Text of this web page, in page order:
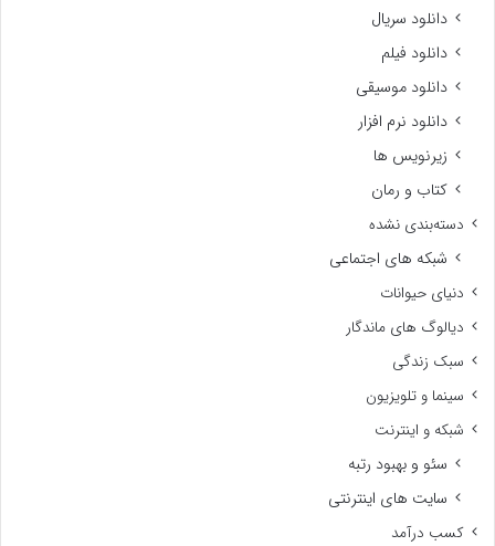
دانلود سریال
دانلود فیلم
دانلود موسیقی
دانلود نرم افزار
زیرنویس ها
کتاب و رمان
دسته‌بندی نشده
شبکه های اجتماعی
دنیای حیوانات
دیالوگ های ماندگار
سبک زندگی
سینما و تلویزیون
شبکه و اینترنت
سئو و بهبود رتبه
سایت های اینترنتی
کسب درآمد